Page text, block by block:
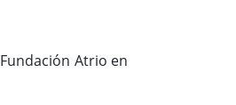
Atrio en